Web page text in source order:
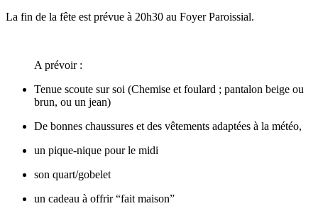
La fin de la fête est prévue à 20h30 au Foyer Paroissial.
A prévoir :
Tenue scoute sur soi (Chemise et foulard ; pantalon beige ou
brun, ou un jean)
De bonnes chaussures et des vêtements adaptées à la météo,
un pique-nique pour le midi
son quart/gobelet
un cadeau à offrir “fait maison”